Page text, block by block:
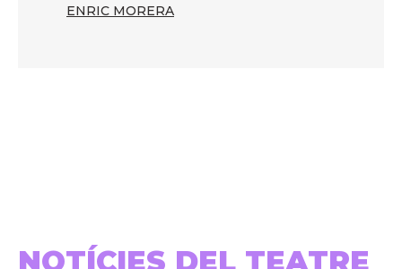
ENRIC MORERA
NOTÍCIES DEL TEATRE